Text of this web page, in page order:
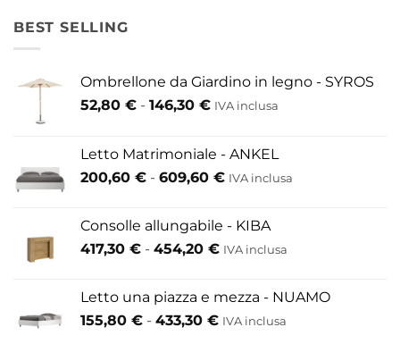
BEST SELLING
Ombrellone da Giardino in legno - SYROS
52,80 € - 146,30 €Fascia
da
52,80 €
146,30 €
IVA inclusa
Letto Matrimoniale - ANKEL
200,60 € - 609,60 €Fascia
da
200,60 €
609,60 €
IVA inclusa
Consolle allungabile - KIBA
417,30 € - 454,20 €Fascia
da
417,30 €
IVA inclusa
Letto una piazza e mezza - NUAMO
155,80 € - 433,30 €Fascia
IVA inclusa